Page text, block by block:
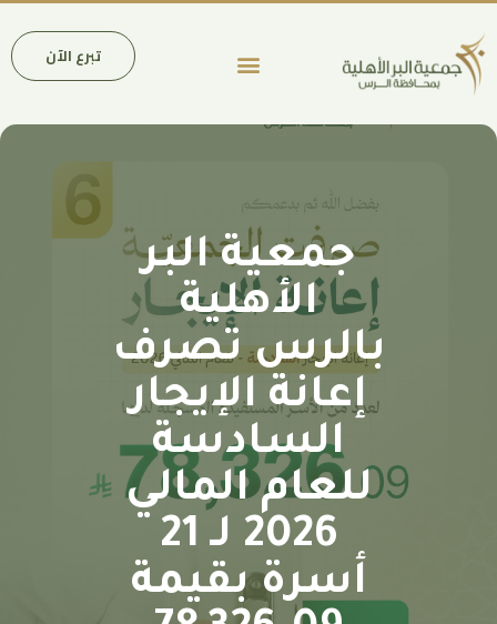
جمعية البر
الأهلية
تصرف
إعانة الإيجار
السادسة
للعام المالي
2026 لـ 21
أسرة بقيمة